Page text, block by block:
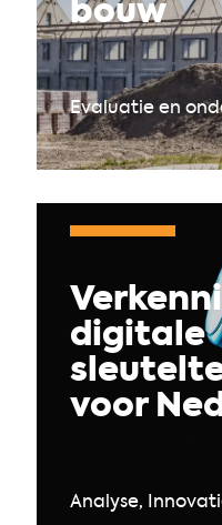
bouw
Evaluatie en
digitale
voor
Analyse,